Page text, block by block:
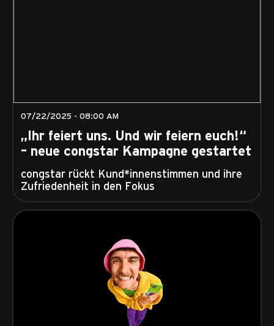
07/22/2025 - 08:00 AM
„Ihr feiert uns. Und wir feiern euch!“
– neue congstar Kampagne gestartet
congstar rückt Kund*innenstimmen und ihre
Zufriedenheit in den Fokus